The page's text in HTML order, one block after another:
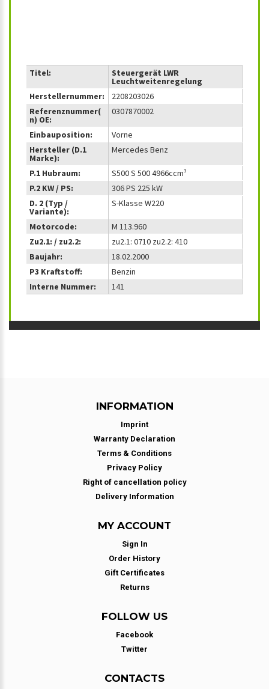
Titel: Steuergerät LWR
Leuchtweitenregelung
Herstellernummer:
2208203026
Referenznummer(
n) OE:
0307870002
Einbauposition:
Vorne
Hersteller (D.1
Marke):
Mercedes Benz
P.1 Hubraum:
S500 S 500 4966ccm³
P.2 KW / PS:
306 PS 225 kW
D. 2 (Typ /
Variante):
S-Klasse W220
Motorcode:
M 113.960
Zu2.1: / zu2.2:
zu2.1: 0710 zu2.2: 410
Baujahr:
18.02.2000
P3 Kraftstoff:
Benzin
Interne Nummer:
141
INFORMATION
Imprint
Warranty Declaration
Terms & Conditions
Privacy Policy
Right of cancellation policy
Delivery Information
MY ACCOUNT
Sign In
Order History
Gift Certificates
Returns
FOLLOW US
Facebook
Twitter
CONTACTS